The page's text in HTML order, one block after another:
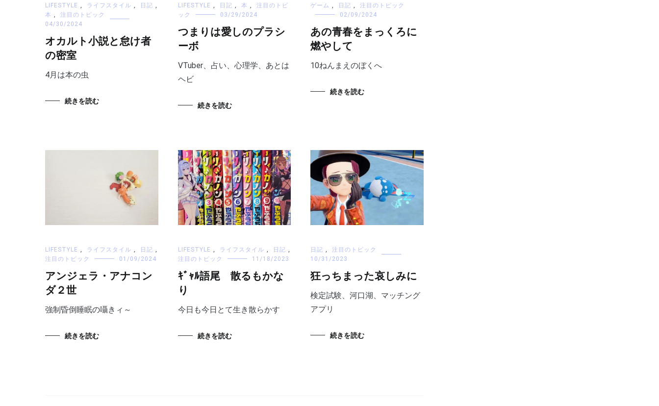
LIFESTYLE ライフスタイル 日記
本
注目のトピック
04/30/2024
オカルト小説と怠け者
の密室
4月は本の虫
続きを読む
LIFESTYLE 日記 本
注目のトピ
ック
03/29/2024
つまりは愛しのプラシ
ーボ
VTuber、占い、心理学、あとは
ヘビ
続きを読む
ゲーム 日記
注目のトピック
02/09/2024
あの青春をまっくろに
燃やして
10ねんまえのぼくへ
続きを読む
LIFESTYLE , ライフスタイル , 日記 ,
注目のトピック
01/09/2024
アンジェラ・アナコン
ダ２世
強制昏倒睡眠の囁きィ～
続きを読む
LIFESTYLE , ライフスタイル , 日記 ,
注目のトピック
11/18/2023
ｷﾞｬﾙ語尾 散るもかな
り
今日も今日とて生き散らかす
続きを読む
日記 ,
注目のトピック
10/31/2023
狂っちまった哀しみに
検定試験、河口湖、マッチング
アプリ
続きを読む